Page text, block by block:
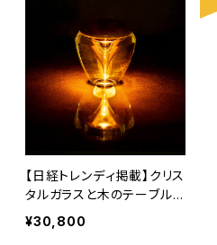
【日経トレンディ掲載】クリス
タルガラスと木のテーブルラ
イト - Shizuku / しずく -
¥30,800